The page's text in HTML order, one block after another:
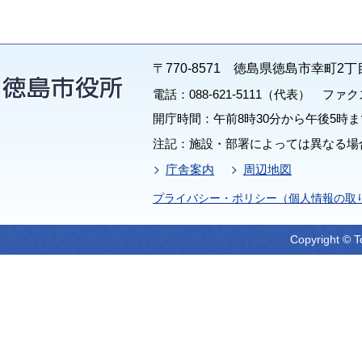
〒770-8571 徳島県徳島市幸町2丁
電話：088-621-5111（代表） ファク
開庁時間：午前8時30分から午後5時
注記：施設・部署によっては異なる
庁舎案内
周辺地図
プライバシー・ポリシー（個人情報の取
Copyright ©